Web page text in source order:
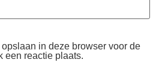
in deze browser voor de
een reactie plaats.